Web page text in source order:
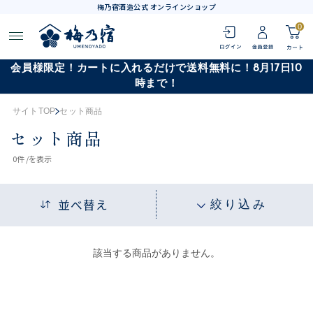
梅乃宿酒造公式 オンラインショップ
0
会員様限定！カートに入れるだけで送料無料に！8月17日10
時まで！
サイトTOP セット商品
セット商品
0件 /を表示
並べ替え 絞り込み
該当する商品がありません。